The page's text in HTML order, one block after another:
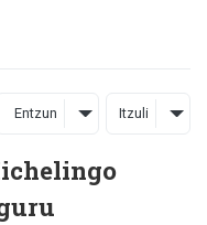
Entzun Itzuli